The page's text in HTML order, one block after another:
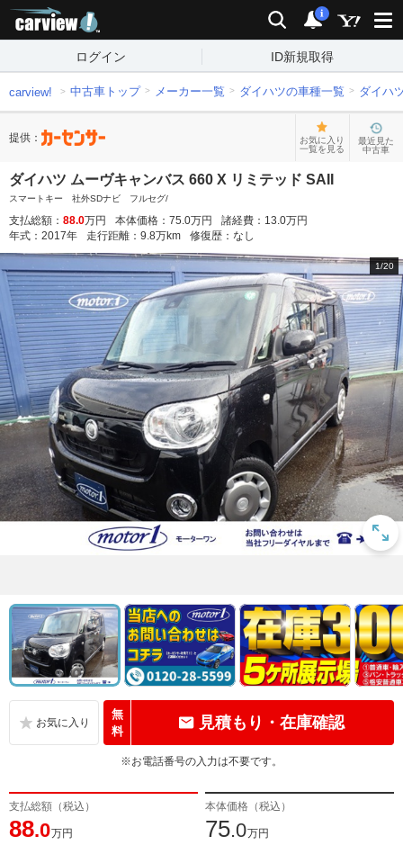
検索 通知
i
ログイン ID新規取得
carview! 中古車トップ メーカー一覧 ダイハツの車種一覧 ダイハ
提供：
お気に入り
一覧を見る
最近見た
中古車
ダイハツ ムーヴキャンバス 660 X リミテッド SAII
スマートキー 社外SDナビ フルセグ/
支払総額： 88.0万円 本体価格： 75.0万円 諸経費： 13.0万円
年式： 2017年 走行距離： 9.8万km 修復歴： なし
1/20
無
料
見積もり・在庫確認
※お電話番号の入力は不要です。
支払総額（税込）
88.0万円
本体価格（税込）
75.0万円